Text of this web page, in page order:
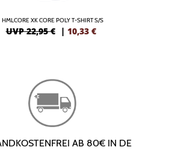
HMLCORE XK CORE POLY T-SHIRT S/S
UVP 22,95 € | 10,33 €
AB 80€ IN DE